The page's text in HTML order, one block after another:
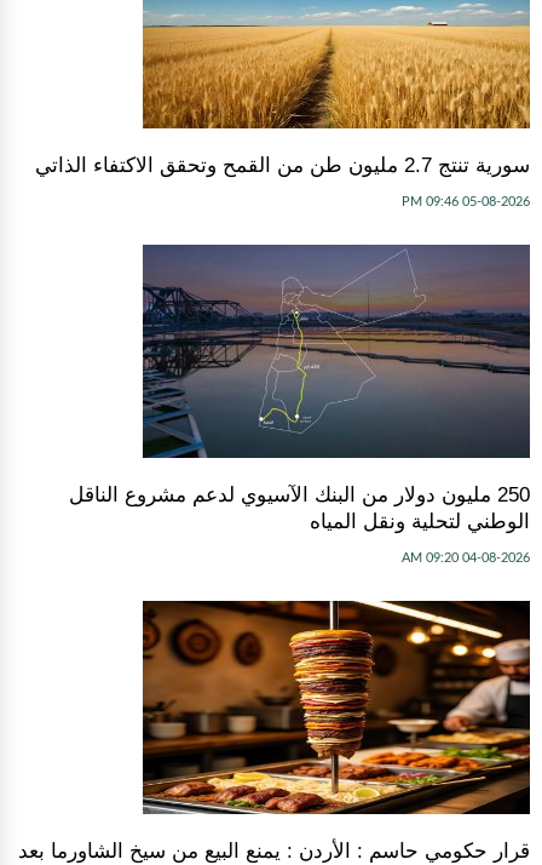
سورية تنتج 2.7 مليون طن من القمح وتحقق الاكتفاء الذاتي
05-08-2026 09:46 PM
250 مليون دولار من البنك الآسيوي لدعم مشروع الناقل
الوطني لتحلية ونقل المياه
04-08-2026 09:20 AM
قرار حكومي حاسم : الأردن : يمنع البيع من سيخ الشاورما بعد